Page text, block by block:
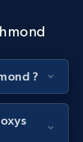
?